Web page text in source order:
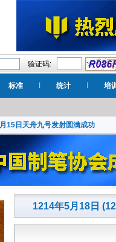
验证码:
标准 统计 培
15日天舟九号发射圆满成功
1214年5月18日